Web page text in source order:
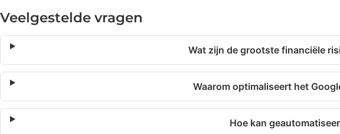
Veelgestelde vragen
Wat zijn de grootste financiële
Waarom optimaliseert het
Hoe kan